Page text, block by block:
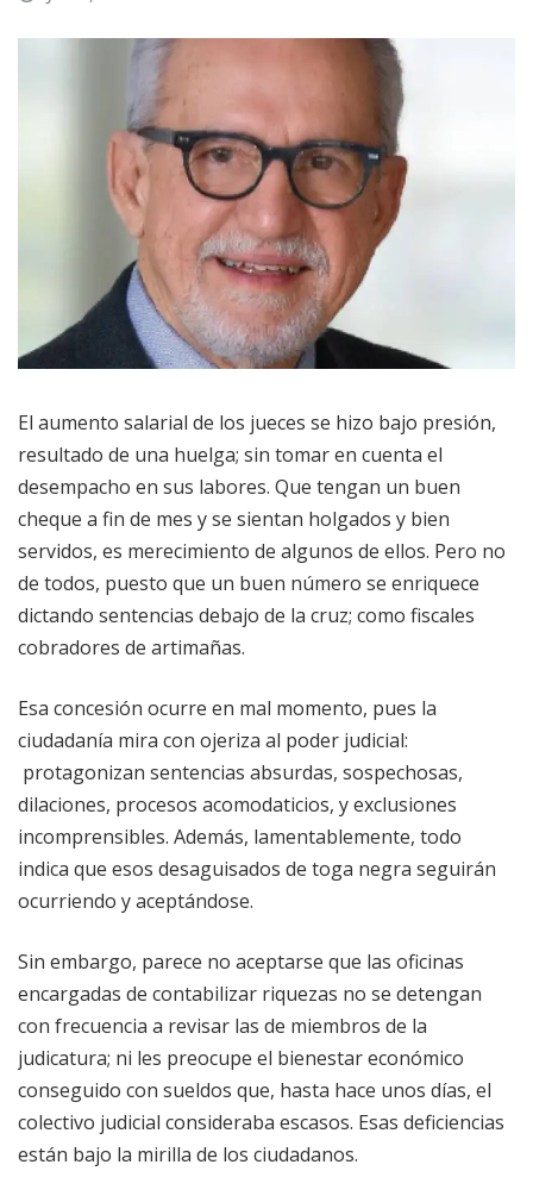
El aumento salarial de los jueces se hizo bajo presión,
resultado de una huelga; sin tomar en cuenta el
desempacho en sus labores. Que tengan un buen
cheque a fin de mes y se sientan holgados y bien
servidos, es merecimiento de algunos de ellos. Pero no
de todos, puesto que un buen número se enriquece
dictando sentencias debajo de la cruz; como fiscales
cobradores de artimañas.
Esa concesión ocurre en mal momento, pues la
ciudadanía mira con ojeriza al poder judicial:
protagonizan sentencias absurdas, sospechosas,
dilaciones, procesos acomodaticios, y exclusiones
incomprensibles. Además, lamentablemente, todo
indica que esos desaguisados de toga negra seguirán
ocurriendo y aceptándose.
Sin embargo, parece no aceptarse que las oficinas
encargadas de contabilizar riquezas no se detengan
con frecuencia a revisar las de miembros de la
judicatura; ni les preocupe el bienestar económico
conseguido con sueldos que, hasta hace unos días, el
colectivo judicial consideraba escasos. Esas deficiencias
están bajo la mirilla de los ciudadanos.